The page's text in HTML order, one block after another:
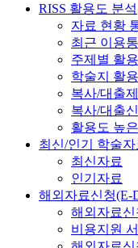
RISS 활용도 분석
자료 현황
최근 이용
주제별 활
학술지 활
복사/대출
복사/대출
활용도 높
최신/인기 학술자
최신자료
인기자료
해외자료신청(E-
해외자료신
비용지원